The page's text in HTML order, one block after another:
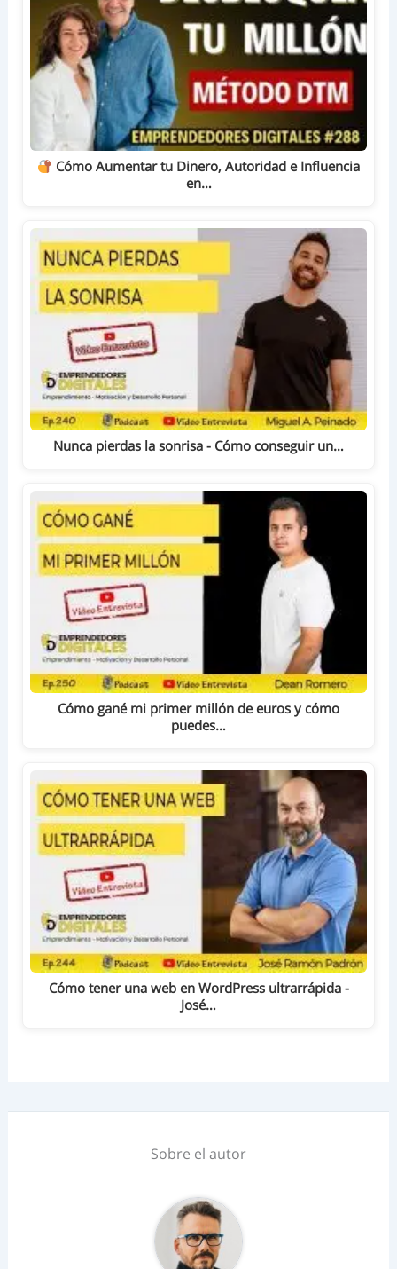
Cómo Aumentar tu Dinero, Autoridad e Influencia
en…
Nunca pierdas la sonrisa - Cómo conseguir un…
Cómo gané mi primer millón de euros y cómo
puedes…
Cómo tener una web en WordPress ultrarrápida -
José…
Sobre el autor